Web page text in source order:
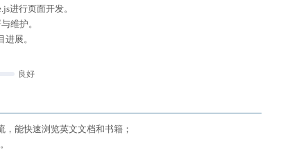
进行页面开发。
维护。
展。
良好
能快速浏览英文文档和书籍；